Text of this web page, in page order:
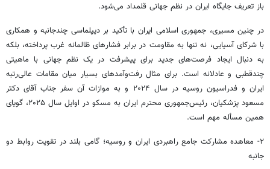
باز تعریف جایگاه ایران در نظم جهانی قلمداد می‌شود.
در چنین مسیری، جمهوری اسلامی ایران با تأکید بر دیپلماسی چندجانبه و همکاری
با شرکای آسیایی، نه تنها به مقاومت در برابر فشارهای ظالمانه غرب پرداخته، بلکه
به دنبال ایجاد فرصت‌های جدید برای پیشرفت در یک نظم جهانی با ماهیتی
چندقطبی و عادلانه است. برای مثال رفت‌وآمدهای بسیار میان مقامات عالی‌رتبه
ایران و فدراسیون روسیه در سال ۲۰۲۴ و به موازات آن سفر جناب آقای دکتر
مسعود پزشکیان، رئیس‌جمهوری محترم ایران به مسکو در اوایل سال ۲۰۲۵، گویای
همین مسأله مهم است.
۲- معاهده مشارکت جامع راهبردی ایران و روسیه؛ گامی بلند در تقویت روابط دو
جانبه